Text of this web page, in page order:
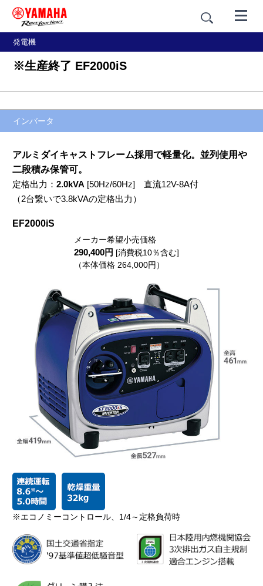
発電機
※生産終了 EF2000iS
インバータ
アルミダイキャストフレーム採用で軽量化。並列使用や
二段積み保管可。
定格出力： 2.0kVA [50Hz/60Hz] 直流12V-8A付
（2台繋いで3.8kVAの定格出力）
EF2000iS
メーカー希望小売価格
290,400円 [消費税10％含む]
（本体価格 264,000円）
※エコノミーコントロール、1/4～定格負荷時